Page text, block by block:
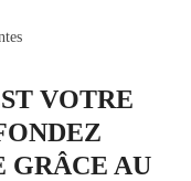
VOTRE
GRÂCE AU